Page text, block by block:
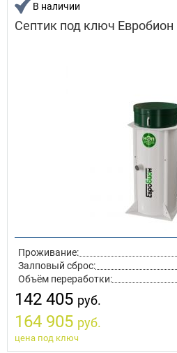
В наличии
Септик под ключ Евробион
Проживание:
Залповый сброс:
Объём переработки:
142 405 руб.
164 905 руб.
цена под ключ